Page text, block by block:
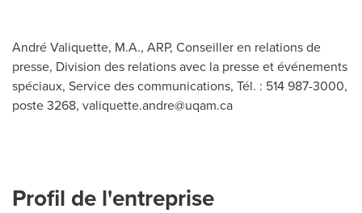
André Valiquette, M.A., ARP, Conseiller en relations de
presse, Division des relations avec la presse et événements
spéciaux, Service des communications, Tél. : 514 987-3000,
poste 3268, valiquette.andre@uqam.ca
Profil de l'entreprise